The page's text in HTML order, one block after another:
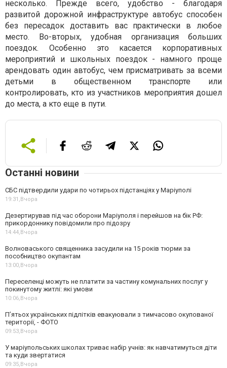
несколько. Прежде всего, удобство - благодаря
развитой дорожной инфраструктуре автобус способен
без пересадок доставить вас практически в любое
место. Во-вторых, удобная организация больших
поездок. Особенно это касается корпоративных
мероприятий и школьных поездок - намного проще
арендовать один автобус, чем присматривать за всеми
детьми в общественном транспорте или
контролировать, кто из участников мероприятия дошел
до места, а кто еще в пути.
Останні новини
СБС підтвердили удари по чотирьох підстанціях у Маріуполі
19:31,Вчора
Дезертирував під час оборони Маріуполя і перейшов на бік РФ:
прикордоннику повідомили про підозру
14:44,Вчора
Волноваського священника засудили на 15 років тюрми за
пособництво окупантам
13:00,Вчора
Переселенці можуть не платити за частину комунальних послуг у
покинутому житлі: які умови
10:06,Вчора
П’ятьох українських підлітків евакуювали з тимчасово окупованої
території, - ФОТО
09:53,Вчора
У маріупольських школах триває набір учнів: як навчатимуться діти
та куди звертатися
09:35,Вчора